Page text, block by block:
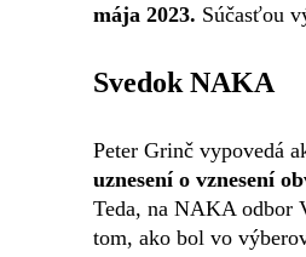
mája 2023. Súčasťou
Svedok NAKA
Peter Grinč vypovedá
uznesení o vznesení
Teda, na NAKA odbor
tom, ako bol vo